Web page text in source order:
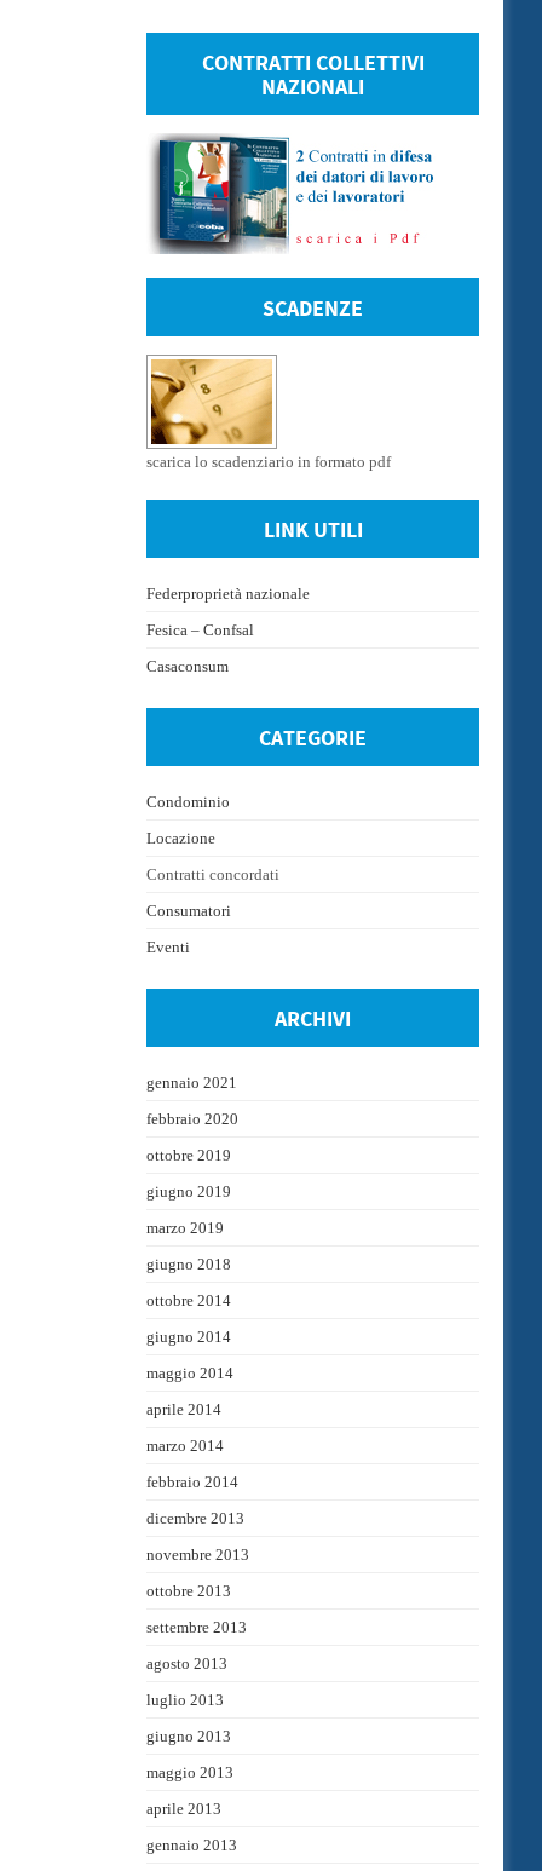
CONTRATTI COLLETTIVI
NAZIONALI
SCADENZE
scarica lo scadenziario in formato pdf
LINK UTILI
Federproprietà nazionale
Fesica – Confsal
Casaconsum
CATEGORIE
Condominio
Locazione
Contratti concordati
Consumatori
Eventi
ARCHIVI
gennaio 2021
febbraio 2020
ottobre 2019
giugno 2019
marzo 2019
giugno 2018
ottobre 2014
giugno 2014
maggio 2014
aprile 2014
marzo 2014
febbraio 2014
dicembre 2013
novembre 2013
ottobre 2013
settembre 2013
agosto 2013
luglio 2013
giugno 2013
maggio 2013
aprile 2013
gennaio 2013